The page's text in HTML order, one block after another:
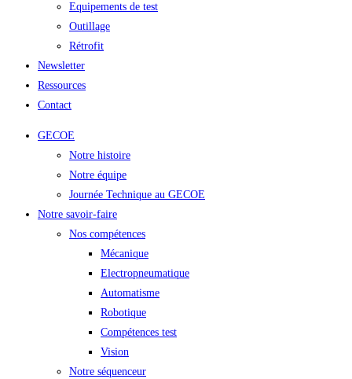
Equipements de test
Outillage
Rétrofit
Newsletter
Ressources
Contact
GECOE
Notre histoire
Notre équipe
Journée Technique au GECOE
Notre savoir-faire
Nos compétences
Mécanique
Electropneumatique
Automatisme
Robotique
Compétences test
Vision
Notre séquenceur